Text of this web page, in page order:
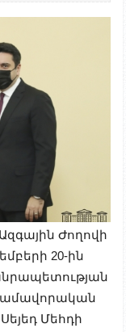
Ժողովի
20-ին
Մեհդի